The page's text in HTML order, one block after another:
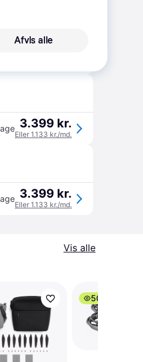
3.399 kr.
Eller 1.133 kr./md.
3.399 kr.
Eller 1.133 kr./md.
Vis alle
50+
Afvis alle